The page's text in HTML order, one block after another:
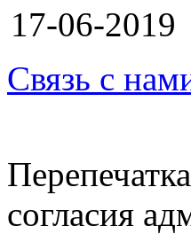
17-06-2019
Связь с
согласия